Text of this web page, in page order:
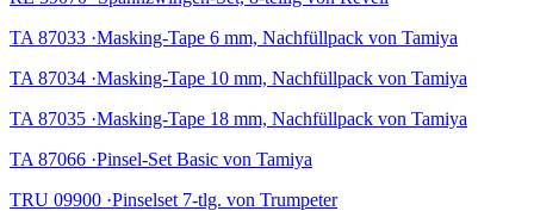
TA 87033 ·Masking-Tape 6 mm, Nachfüllpack von Tamiya
TA 87034 ·Masking-Tape 10 mm, Nachfüllpack von Tamiya
TA 87035 ·Masking-Tape 18 mm, Nachfüllpack von Tamiya
TA 87066 ·Pinsel-Set Basic von Tamiya
TRU 09900 ·Pinselset 7-tlg. von Trumpeter